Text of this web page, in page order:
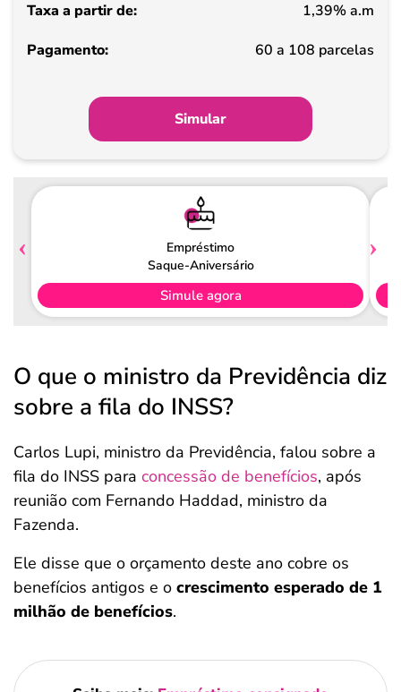
Pagamento
1,39% a.m
60 a 108 parcelas
Simular
Empréstimo
Saque-Aniversário
Simule agora
O que o ministro da Previdência diz
sobre a fila do INSS?
Carlos Lupi, ministro da Previdência, falou sobre a
fila do INSS para concessão de benefícios, após
reunião com Fernando Haddad, ministro da
Fazenda.
Ele disse que o orçamento deste ano cobre os
benefícios antigos e o crescimento esperado de 1
milhão de benefícios.